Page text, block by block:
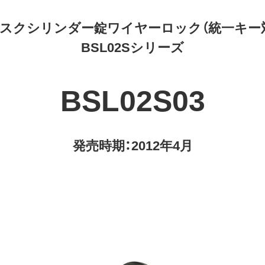
クシリンダー錠ワイヤーロック（統一キー
BSL02Sシリーズ
BSL02S03
発売時期：2012年4月